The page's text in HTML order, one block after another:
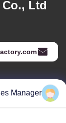
Ltd.
العنوان
Manager